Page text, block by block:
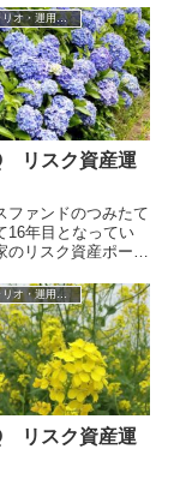
Myポートフォリオ・運用成績
リスク資産運
ファンドのつみたて
16年目となってい
のリスク資産ポート
収益率は+6.0％と
Myポートフォリオ・運用成績
リスク資産運